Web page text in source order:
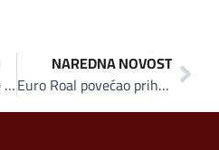
Promovirajući prirodne ljepote Bosne i Hercegovine ProCredit Bank pokrenula kampanju za anti-stres bankarstvo
NAREDNA NOVOST
Euro Roal povećao prihode 35 posto